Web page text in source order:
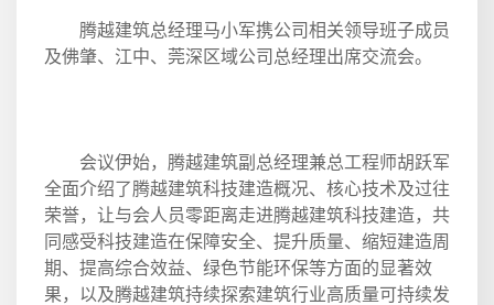
腾越建筑总经理马小军携公司相关领导班子成员
及佛肇、江中、莞深区域公司总经理出席交流会。
会议伊始，腾越建筑副总经理兼总工程师胡跃军
全面介绍了腾越建筑科技建造概况、核心技术及过往
荣誉，让与会人员零距离走进腾越建筑科技建造，共
同感受科技建造在保障安全、提升质量、缩短建造周
期、提高综合效益、绿色节能环保等方面的显著效
果，以及腾越建筑持续探索建筑行业高质量可持续发